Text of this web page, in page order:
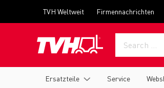
menu
TVH Weltweit Firmennachrichten
navigation
Ersatzteile Service